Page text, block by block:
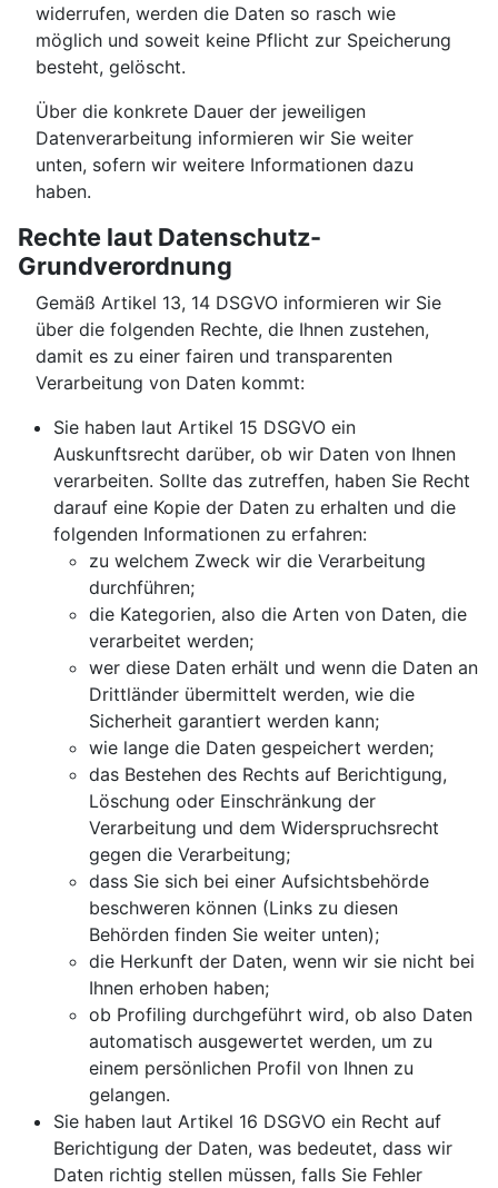
widerrufen, werden die Daten so rasch wie
möglich und soweit keine Pflicht zur Speicherung
besteht, gelöscht.
Über die konkrete Dauer der jeweiligen
Datenverarbeitung informieren wir Sie weiter
unten, sofern wir weitere Informationen dazu
haben.
Rechte laut Datenschutz-
Grundverordnung
Gemäß Artikel 13, 14 DSGVO informieren wir Sie
über die folgenden Rechte, die Ihnen zustehen,
damit es zu einer fairen und transparenten
Verarbeitung von Daten kommt:
Sie haben laut Artikel 15 DSGVO ein
Auskunftsrecht darüber, ob wir Daten von Ihnen
verarbeiten. Sollte das zutreffen, haben Sie Recht
darauf eine Kopie der Daten zu erhalten und die
folgenden Informationen zu erfahren:
zu welchem Zweck wir die Verarbeitung
durchführen;
die Kategorien, also die Arten von Daten, die
verarbeitet werden;
wer diese Daten erhält und wenn die Daten an
Drittländer übermittelt werden, wie die
Sicherheit garantiert werden kann;
wie lange die Daten gespeichert werden;
das Bestehen des Rechts auf Berichtigung,
Löschung oder Einschränkung der
Verarbeitung und dem Widerspruchsrecht
gegen die Verarbeitung;
dass Sie sich bei einer Aufsichtsbehörde
beschweren können (Links zu diesen
Behörden finden Sie weiter unten);
die Herkunft der Daten, wenn wir sie nicht bei
Ihnen erhoben haben;
ob Profiling durchgeführt wird, ob also Daten
automatisch ausgewertet werden, um zu
einem persönlichen Profil von Ihnen zu
gelangen.
Sie haben laut Artikel 16 DSGVO ein Recht auf
Berichtigung der Daten, was bedeutet, dass wir
Daten richtig stellen müssen, falls Sie Fehler